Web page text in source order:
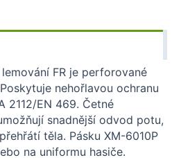
FR je perforované
nehořlavou ochranu
2112/EN 469. Četné
snadnější odvod potu,
těla. Pásku XM-6010P
na uniformu hasiče.